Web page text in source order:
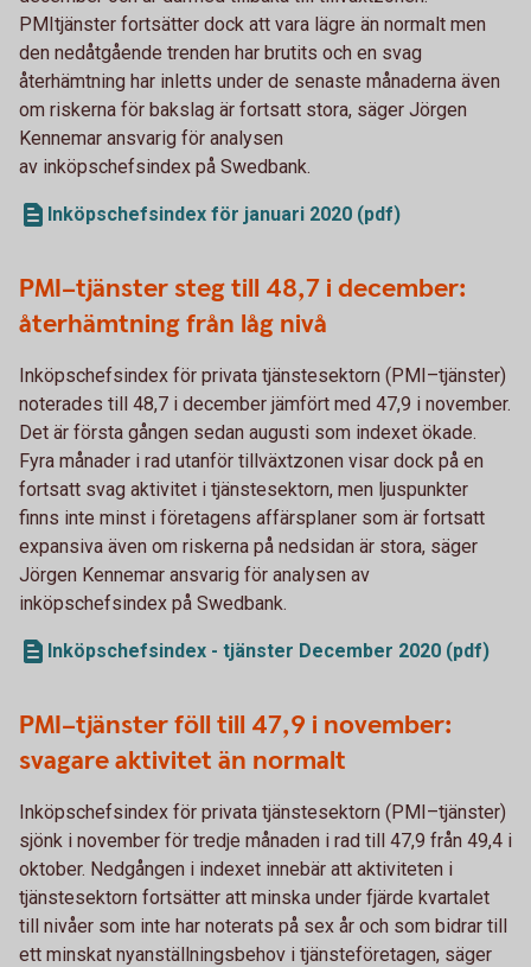
PMItjänster fortsätter dock att vara lägre än normalt men
den nedåtgående trenden har brutits och en svag
återhämtning har inletts under de senaste månaderna även
om riskerna för bakslag är fortsatt stora, säger Jörgen
Kennemar ansvarig för analysen
av inköpschefsindex på Swedbank.
Inköpschefsindex för januari 2020 (pdf)
PMI–tjänster steg till 48,7 i december:
återhämtning från låg nivå
Inköpschefsindex för privata tjänstesektorn (PMI–tjänster)
noterades till 48,7 i december jämfört med 47,9 i november.
Det är första gången sedan augusti som indexet ökade.
Fyra månader i rad utanför tillväxtzonen visar dock på en
fortsatt svag aktivitet i tjänstesektorn, men ljuspunkter
finns inte minst i företagens affärsplaner som är fortsatt
expansiva även om riskerna på nedsidan är stora, säger
Jörgen Kennemar ansvarig för analysen av
inköpschefsindex på Swedbank.
Inköpschefsindex - tjänster December 2020 (pdf)
PMI–tjänster föll till 47,9 i november:
svagare aktivitet än normalt
Inköpschefsindex för privata tjänstesektorn (PMI–tjänster)
sjönk i november för tredje månaden i rad till 47,9 från 49,4 i
oktober. Nedgången i indexet innebär att aktiviteten i
tjänstesektorn fortsätter att minska under fjärde kvartalet
till nivåer som inte har noterats på sex år och som bidrar till
ett minskat nyanställningsbehov i tjänsteföretagen, säger